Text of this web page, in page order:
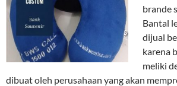
brande
Bantal
dijual
karena
meliki
dibuat oleh perusahaan yang akan